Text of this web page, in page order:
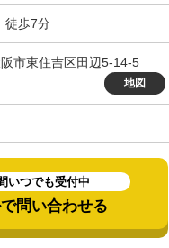
徒歩7分
市東住吉区田辺5-14-5
地図
いつでも受付中
問い合わせる